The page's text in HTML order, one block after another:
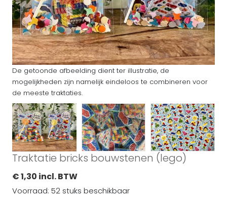
De getoonde afbeelding dient ter illustratie, de
mogelijkheden zijn namelijk eindeloos te combineren voor
de meeste traktaties.
Traktatie bricks bouwstenen (lego)
€ 1,30 incl. BTW
Voorraad: 52 stuks beschikbaar